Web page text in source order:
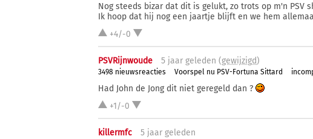
Nog steeds bizar dat dit is gelukt, zo trots op m'n PSV
Ik hoop dat hij nog een jaartje blijft en we hem
+4/-0
PSVRijnwoude 5 jaar geleden (gewijzigd)
3498 nieuwsreacties Voorspel nu PSV-Fortuna Sittard
Had John de Jong dit niet geregeld dan ?
+1/-0
killermfc 5 jaar geleden